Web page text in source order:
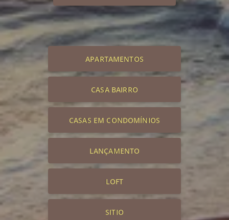
APARTAMENTOS
CASA BAIRRO
CASAS EM CONDOMÍNIOS
LANÇAMENTO
LOFT
SITIO